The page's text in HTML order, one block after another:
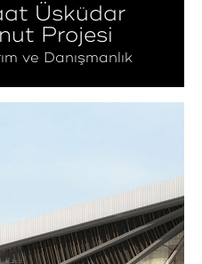
Üsküdar
Projesi
ve Danışmanlık